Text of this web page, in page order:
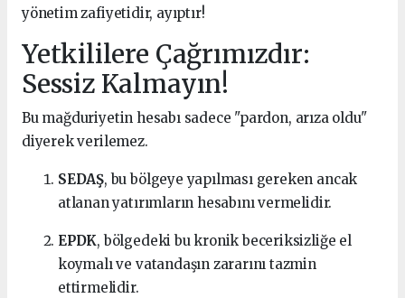
yönetim zafiyetidir, ayıptır!
Yetkililere Çağrımızdır:
Sessiz Kalmayın!
Bu mağduriyetin hesabı sadece "pardon, arıza oldu"
diyerek verilemez.
SEDAŞ, bu bölgeye yapılması gereken ancak
atlanan yatırımların hesabını vermelidir.
EPDK, bölgedeki bu kronik beceriksizliğe el
koymalı ve vatandaşın zararını tazmin
ettirmelidir.